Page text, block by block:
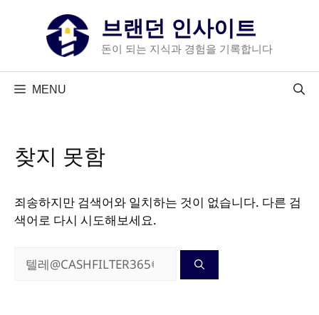
브랜던 인사이트
돈이 되는 지식과 경험을 기록합니다
MENU
찾지 못함
죄송하지만 검색어와 일치하는 것이 없습니다. 다른 검
색어로 다시 시도해보세요.
색: